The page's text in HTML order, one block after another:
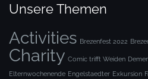
Unsere Themen
Activities Brezenfest 2022
Charity Comic trifft Weiden
Elternwochenende Engelstaedter Exkursion